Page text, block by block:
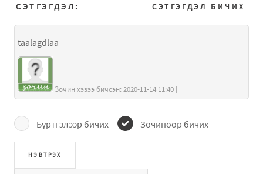
СЭТГЭГДЭЛ БИЧИХ
СЭТГЭГДЭЛ:
taalagdlaa
Зочин хэзээ бичсэн: 2020-11-14 11:40 | |
Бүртгэлээр бичих Зочиноор бичих